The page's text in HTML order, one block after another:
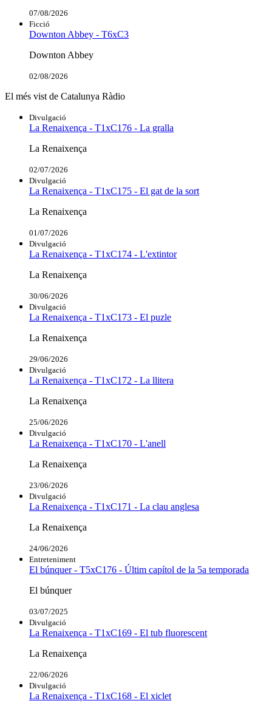
07/08/2026
Ficció
Downton Abbey - T6xC3
Downton Abbey
02/08/2026
El més vist de Catalunya Ràdio
Divulgació
La Renaixença - T1xC176 - La gralla
La Renaixença
02/07/2026
Divulgació
La Renaixença - T1xC175 - El gat de la sort
La Renaixença
01/07/2026
Divulgació
La Renaixença - T1xC174 - L'extintor
La Renaixença
30/06/2026
Divulgació
La Renaixença - T1xC173 - El puzle
La Renaixença
29/06/2026
Divulgació
La Renaixença - T1xC172 - La llitera
La Renaixença
25/06/2026
Divulgació
La Renaixença - T1xC170 - L'anell
La Renaixença
23/06/2026
Divulgació
La Renaixença - T1xC171 - La clau anglesa
La Renaixença
24/06/2026
Entreteniment
El búnquer - T5xC176 - Últim capítol de la 5a temporada
El búnquer
03/07/2025
Divulgació
La Renaixença - T1xC169 - El tub fluorescent
La Renaixença
22/06/2026
Divulgació
La Renaixença - T1xC168 - El xiclet